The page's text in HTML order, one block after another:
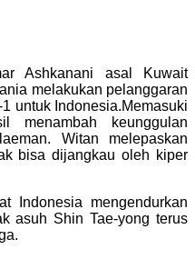
Ashkanani asal Kuwait
melakukan pelanggaran
untuk Indonesia.Memasuki
menambah keunggulan
Witan melepaskan
bisa dijangkau oleh kiper
Indonesia mengendurkan
asuh Shin Tae-yong terus